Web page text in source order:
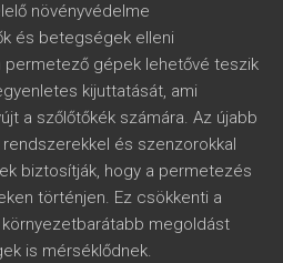
növényvédelme
és betegségek elleni
gépek lehetővé teszik
kijuttatását, ami
a szőlőtőkék számára. Az újabb
rendszerekkel és szenzorokkal
biztosítják, hogy a permetezés
történjen. Ez csökkenti a
megoldást
is mérséklődnek.